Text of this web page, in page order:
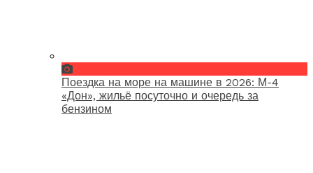
Поездка на море на машине в 2026: М-4
«Дон», жильё посуточно и очередь за
бензином